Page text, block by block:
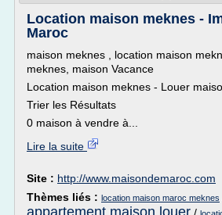
Location maison meknes -
Maroc
maison meknes , location maison
meknes, maison Vacance
Location maison meknes - Louer
Trier les Résultats
0 maison à vendre à...
Lire la suite
Site : http://www.maisondemaroc.com
Thèmes liés : location maison maroc meknes
appartement maison louer